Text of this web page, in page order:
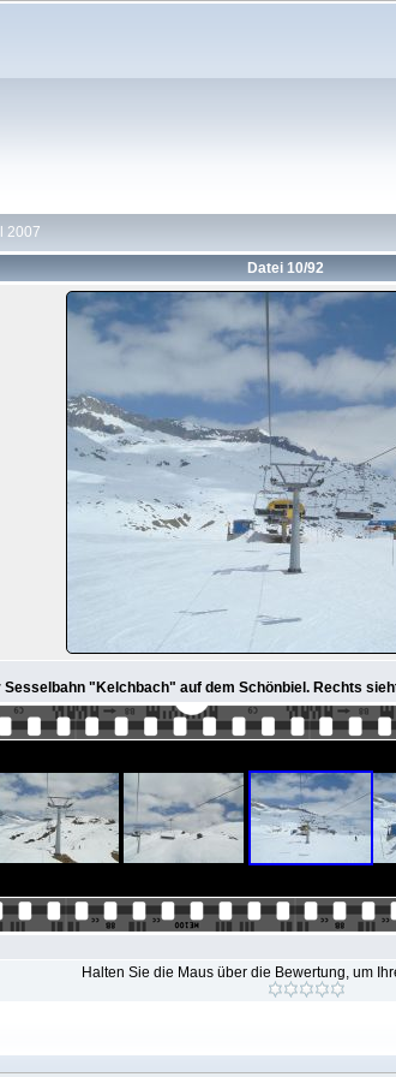
2007
Datei 10/92
"Kelchbach" auf dem Schönbiel. Rechts
Halten Sie die Maus über die Bewertung, um